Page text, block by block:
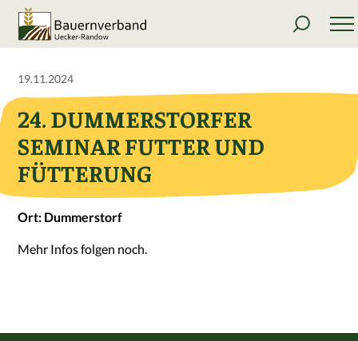
19.11.2024
24. DUMMERSTORFER
SEMINAR FUTTER UND
FÜTTERUNG
Ort: Dummerstorf
Mehr Infos folgen noch.